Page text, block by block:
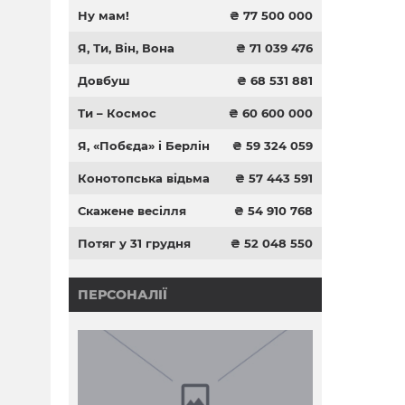
Ну мам! ₴ 77 500 000
Я, Ти, Він, Вона ₴ 71 039 476
Довбуш ₴ 68 531 881
Ти – Космос ₴ 60 600 000
Я, «Побєда» і Берлін ₴ 59 324 059
Конотопська відьма ₴ 57 443 591
Скажене весілля ₴ 54 910 768
Потяг у 31 грудня ₴ 52 048 550
ПЕРСОНАЛІЇ